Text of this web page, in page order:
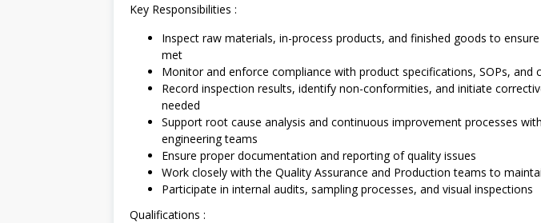
Key Responsibilities :
Inspect raw materials, in-process products, and finished goods to
met
Monitor and enforce compliance with product specifications, SOPs, and
Record inspection results, identify non-conformities, and initiate
needed
Support root cause analysis and continuous improvement processes
engineering teams
Ensure proper documentation and reporting of quality issues
Work closely with the Quality Assurance and Production teams to
Participate in internal audits, sampling processes, and visual inspections
Qualifications :